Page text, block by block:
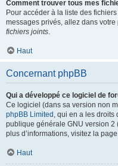
Comment trouver tous mes
Pour accéder à la liste des
messages privés, allez dans
fichiers joints.
Haut
Concernant phpBB
Qui a développé ce logiciel de
Ce logiciel (dans sa version non
phpBB Limited , qui en a les droits
publique générale GNU version 2
plus d’informations, visitez la
Haut